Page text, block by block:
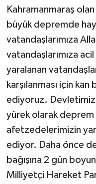
Kahramanmaraş
büyük depremde
vatandaşlarımıza
vatandaşlarımıza
yaralanan
karşılanması için
ediyoruz.
yürek olarak
afetzedelerimizin
ediyor. Daha önce
bağışına 2 gün
Milliyetçi Hareket